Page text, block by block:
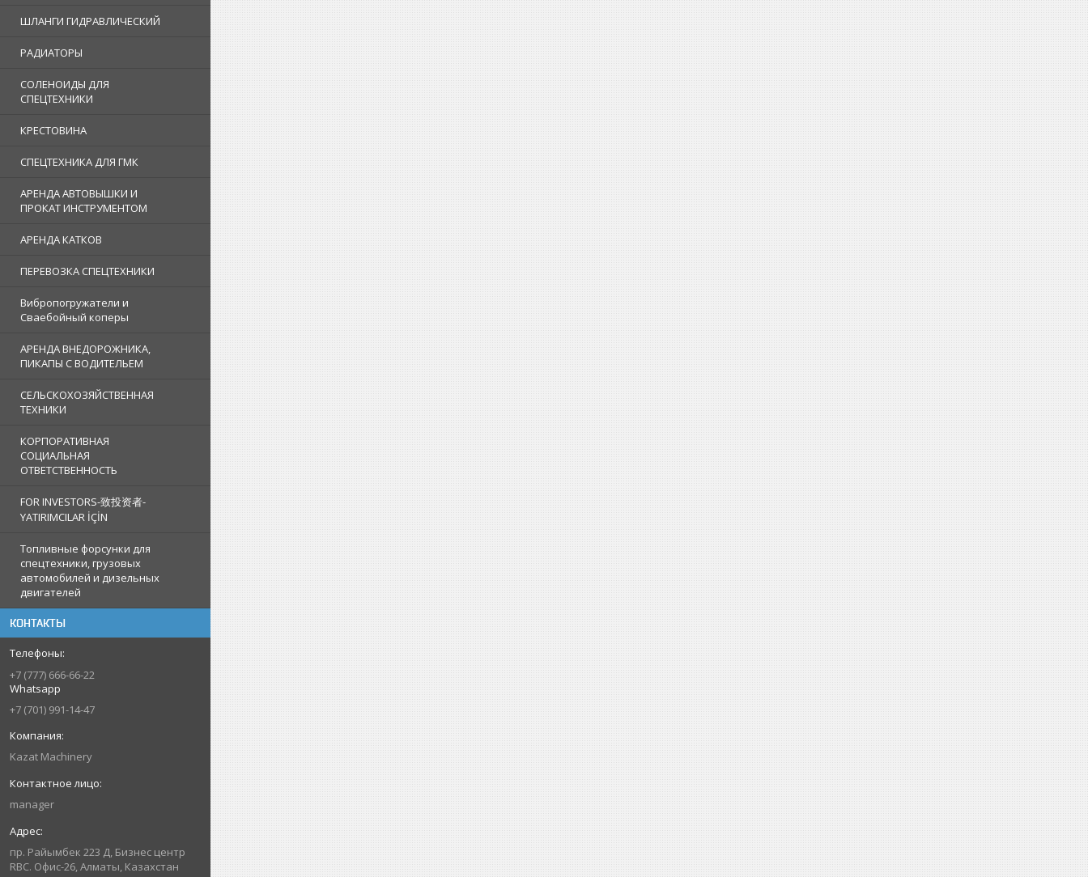
ШЛАНГИ ГИДРАВЛИЧЕСКИЙ
РАДИАТОРЫ
СОЛЕНОИДЫ ДЛЯ
СПЕЦТЕХНИКИ
КРЕСТОВИНА
СПЕЦТЕХНИКА ДЛЯ ГМК
АРЕНДА АВТОВЫШКИ И
ПРОКАТ ИНСТРУМЕНТОМ
АРЕНДА КАТКОВ
ПЕРЕВОЗКА СПЕЦТЕХНИКИ
Вибропогружатели и
Сваебойный коперы
АРЕНДА ВНЕДОРОЖНИКА,
ПИКАПЫ С ВОДИТЕЛЬЕМ
СЕЛЬСКОХОЗЯЙСТВЕННАЯ
ТЕХНИКИ
КОРПОРАТИВНАЯ
СОЦИАЛЬНАЯ
ОТВЕТСТВЕННОСТЬ
FOR INVESTORS-致投资者-
YATIRIMCILAR İÇİN
Топливные форсунки для
спецтехники, грузовых
автомобилей и дизельных
двигателей
КОНТАКТЫ
+7 (777) 666-66-22
Whatsapp
+7 (701) 991-14-47
Kazat Machinery
manager
пр. Райымбек 223 Д, Бизнес центр
RBC. Офис-26, Алматы, Казахстан